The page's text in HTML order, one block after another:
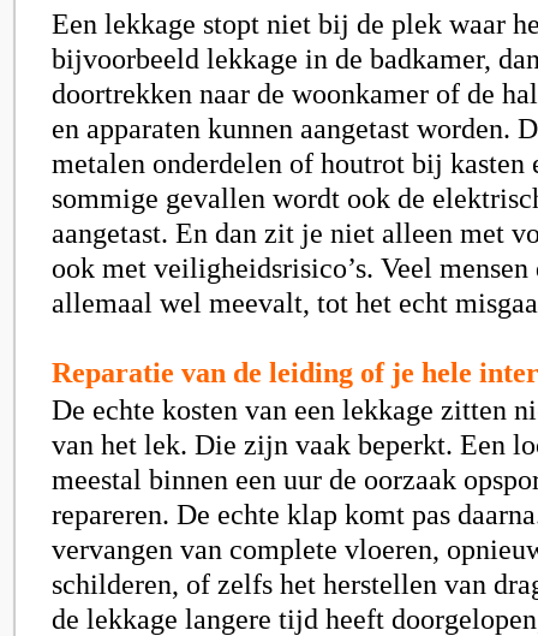
Een lekkage stopt niet bij de plek waar
bijvoorbeeld lekkage in de badkamer,
doortrekken naar de woonkamer of de
en apparaten kunnen aangetast worden.
metalen onderdelen of houtrot bij kasten
sommige gevallen wordt ook de
aangetast. En dan zit je niet alleen met
ook met veiligheidsrisico’s. Veel mensen
allemaal wel meevalt, tot het echt
Reparatie van de leiding of je hele
De echte kosten van een lekkage zitten
van het lek. Die zijn vaak beperkt. Een
meestal binnen een uur de oorzaak
repareren. De echte klap komt pas
vervangen van complete vloeren,
schilderen, of zelfs het herstellen van
de lekkage langere tijd heeft